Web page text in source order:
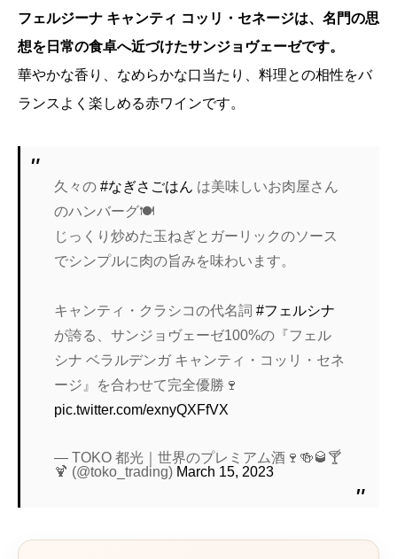
フェルジーナ キャンティ コッリ・セネージは、名門の思
想を日常の食卓へ近づけたサンジョヴェーゼです。
華やかな香り、なめらかな口当たり、料理との相性をバ
ランスよく楽しめる赤ワインです。
久々の#なぎさごはん は美味しいお肉屋さん
のハンバーグ🍽️
じっくり炒めた玉ねぎとガーリックのソース
でシンプルに肉の旨みを味わいます。
キャンティ・クラシコの代名詞#フェルシナ
が誇る、サンジョヴェーゼ100%の『フェル
シナ ベラルデンガ キャンティ・コッリ・セネ
ージ』を合わせて完全優勝🍷
pic.twitter.com/exnyQXFfVX
— TOKO 都光｜世界のプレミアム酒🍷🍻🥃🍸
🍹 (@toko_trading) March 15, 2023